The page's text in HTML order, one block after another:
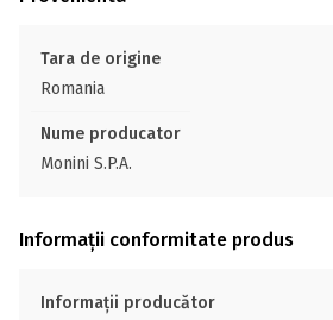
Tara de origine
Romania
Nume producator
Monini S.P.A.
Informații conformitate produs
Informații producător